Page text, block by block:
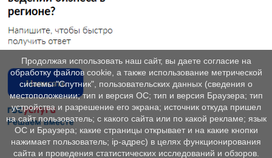
Продолжая использовать наш сайт, вы даете согласие на
обработку файлов cookie, а также использование метрической
системы "Спутник", пользовательских данных (сведения о
местоположении; тип и версия ОС; тип и версия Браузера; тип
устройства и разрешение его экрана; источник откуда пришел
на сайт пользователь; с какого сайта или по какой рекламе; язык
ОС и Браузера; какие страницы открывает и на какие кнопки
нажимает пользователь; ip-адрес) в целях функционирования
сайта и проведения статистических исследований и обзоров.